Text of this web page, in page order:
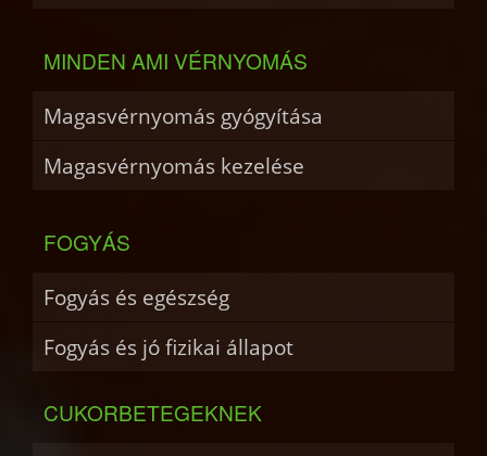
MINDEN AMI VÉRNYOMÁS
Magasvérnyomás gyógyítása
Magasvérnyomás kezelése
FOGYÁS
Fogyás és egészség
Fogyás és jó fizikai állapot
CUKORBETEGEKNEK